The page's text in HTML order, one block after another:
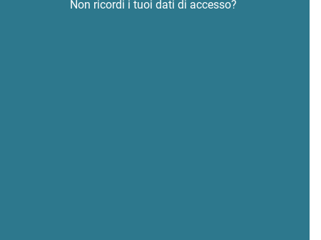
Non ricordi i tuoi dati di accesso?